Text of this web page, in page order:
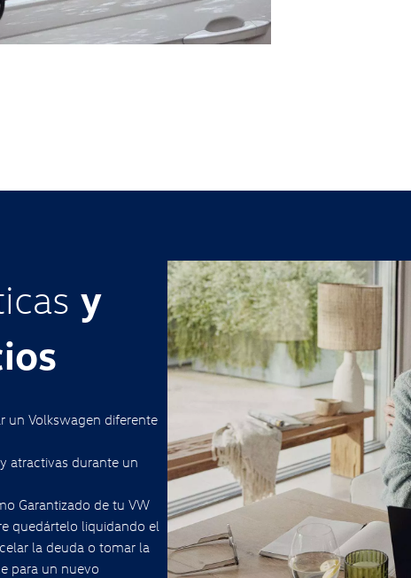
y
un Volkswagen diferente
atractivas durante un
Garantizado de tu VW
quedártelo liquidando el
la deuda o tomar la
para un nuevo